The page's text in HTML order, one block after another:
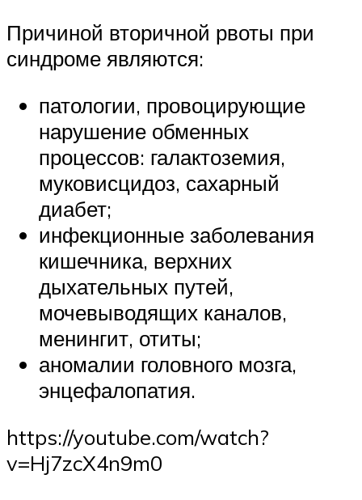
Причиной вторичной рвоты при
синдроме являются:
патологии, провоцирующие
нарушение обменных
процессов: галактоземия,
муковисцидоз, сахарный
диабет;
инфекционные заболевания
кишечника, верхних
дыхательных путей,
мочевыводящих каналов,
менингит, отиты;
аномалии головного мозга,
энцефалопатия.
https://youtube.com/watch?
v=Hj7zcX4n9m0